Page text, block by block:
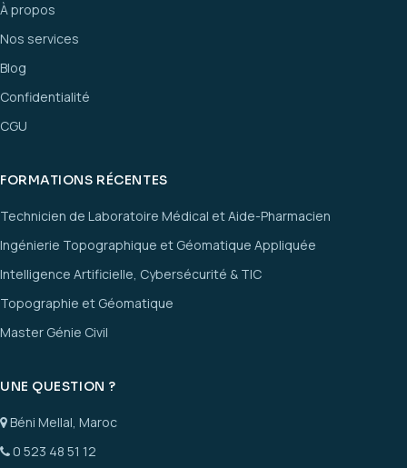
À propos
Nos services
Blog
Confidentialité
CGU
FORMATIONS RÉCENTES
Technicien de Laboratoire Médical et Aide-Pharmacien
Ingénierie Topographique et Géomatique Appliquée
Intelligence Artificielle, Cybersécurité & TIC
Topographie et Géomatique
Master Génie Civil
UNE QUESTION ?
Béni Mellal, Maroc
0 523 48 51 12